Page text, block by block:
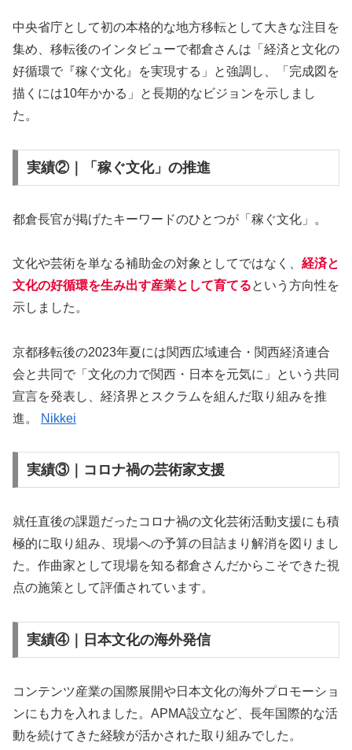
中央省庁として初の本格的な地方移転として大きな注目を
集め、移転後のインタビューで都倉さんは「経済と文化の
好循環で『稼ぐ文化』を実現する」と強調し、「完成図を
描くには10年かかる」と長期的なビジョンを示しまし
た。
実績②｜「稼ぐ文化」の推進
都倉長官が掲げたキーワードのひとつが「稼ぐ文化」。
文化や芸術を単なる補助金の対象としてではなく、 経済と
文化の好循環を生み出す産業として育てるという方向性を
示しました。
京都移転後の2023年夏には関西広域連合・関西経済連合
会と共同で「文化の力で関西・日本を元気に」という共同
宣言を発表し、経済界とスクラムを組んだ取り組みを推
進。
Nikkei
実績③｜コロナ禍の芸術家支援
就任直後の課題だったコロナ禍の文化芸術活動支援にも積
極的に取り組み、現場への予算の目詰まり解消を図りまし
た。作曲家として現場を知る都倉さんだからこそできた視
点の施策として評価されています。
実績④｜日本文化の海外発信
コンテンツ産業の国際展開や日本文化の海外プロモーショ
ンにも力を入れました。APMA設立など、長年国際的な活
動を続けてきた経験が活かされた取り組みでした。